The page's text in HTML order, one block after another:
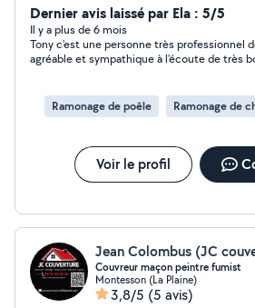
Dernier avis laissé par Ela : 5/5
Il y a plus de 6 mois
Tony c'est une personne très professionnel de plus très
agréable et sympathique à l'écoute de très
jours c'est si rare de rencontrer des
professionnel, comme je suis une femme
exorbitant pourtant le bâtiment c'est mon
encore Tony ,ravi de avoir travaillé avec vous
conseille . bonne chance à vous
Ramonage de poêle Ramonage de
Voir le profil
Jean Colombus (JC
Couvreur maçon peintre fumist
Montesson (La Plaine)
3,8/5 (5 avis)